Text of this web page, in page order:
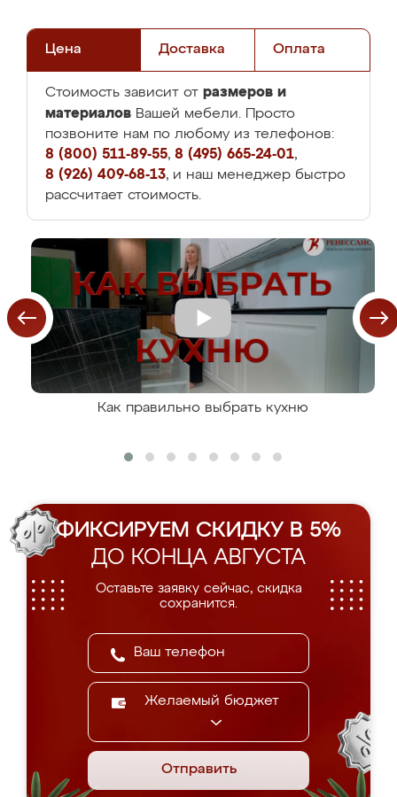
Цена Доставка Оплата
Стоимость зависит от размеров и
материалов Вашей мебели. Просто
позвоните нам по любому из телефонов:
8 (800) 511-89-55, 8 (495) 665-24-01,
8 (926) 409-68-13, и наш менеджер быстро
рассчитает стоимость.
Как правильно выбрать кухню
ФИКСИРУЕМ СКИДКУ В 5%
ДО КОНЦА АВГУСТА
Оставьте заявку сейчас, скидка
сохранится.
Желаемый бюджет
Отправить